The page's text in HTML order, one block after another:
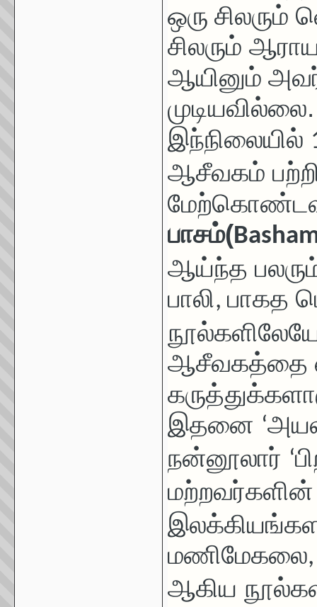
ஒரு சிலரும்
சிலரும்
ஆயினும்
முடியவில்லை.
இந்நிலையில்
ஆசீவகம்
பாசம்(
ஆய்ந்த
பாலி, பாகத
ஆசீவகத்தை
இதனை ‘
நன்னூலார் ‘
மற்றவர்களின்
மணிமேகலை
ஆகிய